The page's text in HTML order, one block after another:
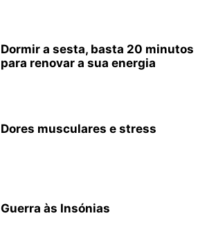
Dormir a sesta, basta 20 minutos
para renovar a sua energia
Dores musculares e stress
Guerra às Insónias